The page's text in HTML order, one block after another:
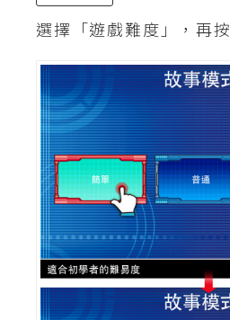
外
實
作
電
商
W
o
o
C
o
m
選擇「遊戲難度」，再按